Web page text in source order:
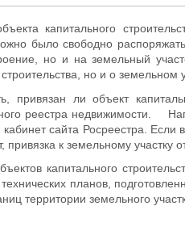
капитального
было свободно
но и на земельный
но и о земельном
привязан ли объект
реестра недвижимости.
сайта Росреестра. Если
привязка к земельному участку
капитального
планов,
территории земельного